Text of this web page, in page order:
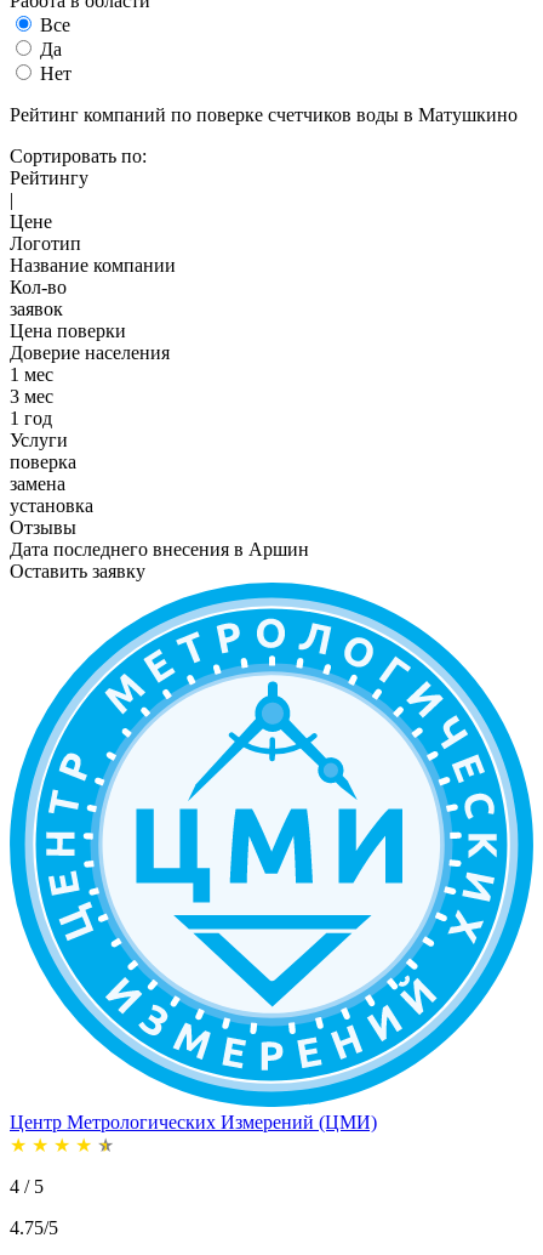
Все
Да
Нет
Рейтинг компаний по поверке счетчиков воды в Матушкино
Сортировать по:
Рейтингу
|
Цене
Логотип
Название компании
Кол-во
заявок
Цена поверки
Доверие населения
1 мес
3 мес
1 год
Услуги
поверка
замена
установка
Отзывы
Дата последнего внесения в Аршин
Оставить заявку
Центр Метрологических Измерений (ЦМИ)
★ ★ ★ ★ ★
4 / 5
4.75/5